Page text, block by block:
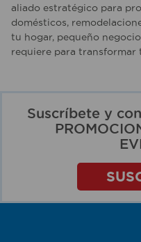
aliado estratégico para
domésticos,
tu hogar, pequeño
requiere para transformar
Suscríbete y